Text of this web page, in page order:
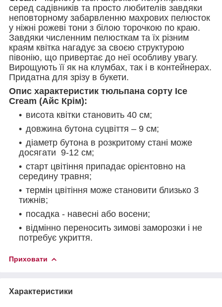
серед садівників та просто любителів завдяки
неповторному забарвленню махрових пелюсток
у ніжні рожеві тони з білою торочкою по краю.
Завдяки численним пелюсткам та їх різним
краям квітка нагадує за своєю структурою
півонію, що привертає до неї особливу увагу.
Вирощують її як на клумбах, так і в контейнерах.
Придатна для зрізу в букети.
Опис характеристик тюльпана сорту Ice
Cream (Айс Крім):
висота квітки становить 40 см;
довжина бутона суцвіття – 9 см;
діаметр бутона в розкритому стані може
досягати 9-12 см;
старт цвітіння припадає орієнтовно на
середину травня;
термін цвітіння може становити близько 3
тижнів;
посадка - навесні або восени;
відмінно переносить зимові заморозки і не
потребує укриття.
Приховати
Характеристики